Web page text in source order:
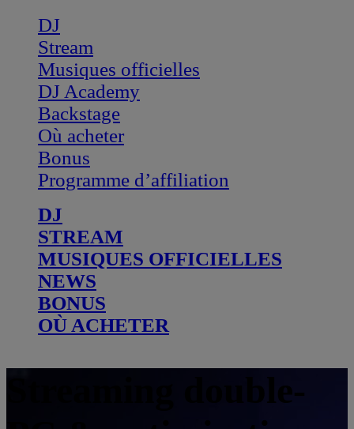
DJ
Stream
Musiques officielles
DJ Academy
Backstage
Où acheter
Bonus
Programme d’affiliation
DJ
STREAM
MUSIQUES OFFICIELLES
NEWS
BONUS
OÙ ACHETER
Streaming double-